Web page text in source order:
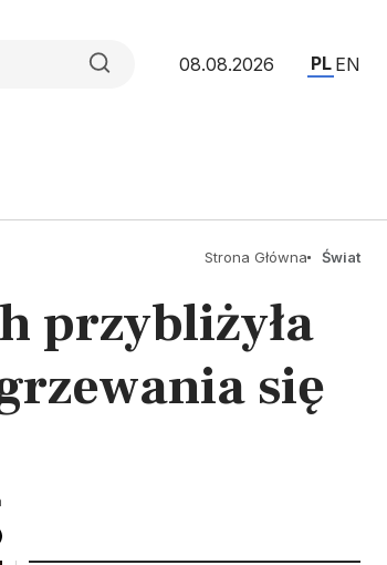
08.08.2026 PL EN
Strona Główna Świat
przybliżyła
się